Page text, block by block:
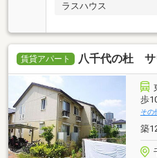
ラスハウス
賃貸アパート 八千代の杜 サ
歩
その
築